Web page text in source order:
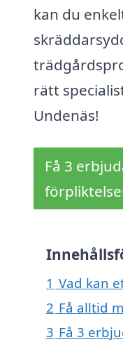
kan du
rätt
Undenäs!
Få 3
1 Vad kan
2 Få alltid
3 Få 3